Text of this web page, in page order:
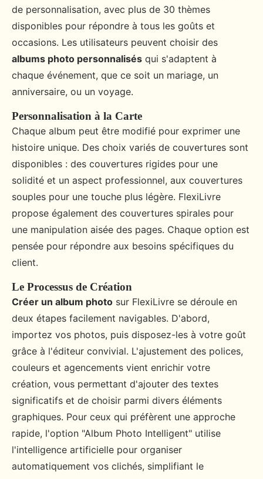
de personnalisation, avec plus de 30 thèmes
disponibles pour répondre à tous les goûts et
occasions. Les utilisateurs peuvent choisir des
albums photo personnalisés qui s'adaptent à
chaque événement, que ce soit un mariage, un
anniversaire, ou un voyage.
Personnalisation à la Carte
Chaque album peut être modifié pour exprimer une
histoire unique. Des choix variés de couvertures sont
disponibles : des couvertures rigides pour une
solidité et un aspect professionnel, aux couvertures
souples pour une touche plus légère. FlexiLivre
propose également des couvertures spirales pour
une manipulation aisée des pages. Chaque option est
pensée pour répondre aux besoins spécifiques du
client.
Le Processus de Création
Créer un album photo sur FlexiLivre se déroule en
deux étapes facilement navigables. D'abord,
importez vos photos, puis disposez-les à votre goût
grâce à l'éditeur convivial. L'ajustement des polices,
couleurs et agencements vient enrichir votre
création, vous permettant d'ajouter des textes
significatifs et de choisir parmi divers éléments
graphiques. Pour ceux qui préfèrent une approche
rapide, l'option "Album Photo Intelligent" utilise
l'intelligence artificielle pour organiser
automatiquement vos clichés, simplifiant le